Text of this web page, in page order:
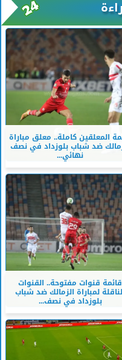
المعلقين كاملة.. معلق مباراة
ضد شباب بلوزداد في نصف
نهائي...
قائمة قنوات مفتوحة.. القنوات
لمباراة الزمالك ضد شباب
بلوزداد في نصف...